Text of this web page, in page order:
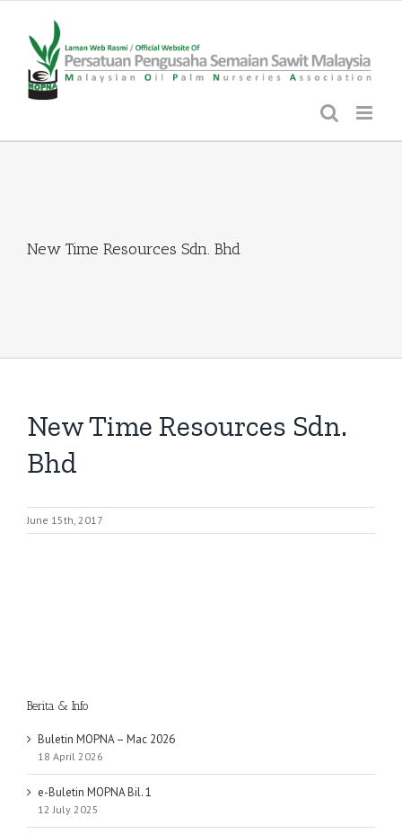
content
New Time Resources Sdn. Bhd
New Time Resources Sdn.
Bhd
June 15th, 2017
Berita & Info
Buletin MOPNA – Mac 2026
18 April 2026
e-Buletin MOPNA Bil. 1
12 July 2025